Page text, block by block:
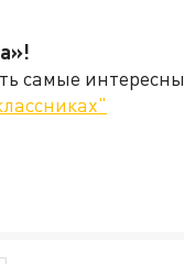
самые